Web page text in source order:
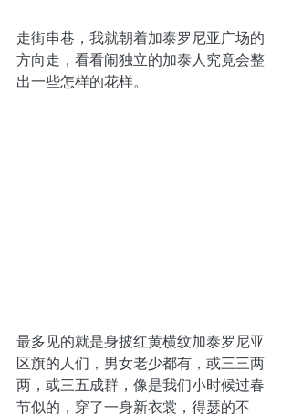
走街串巷，我就朝着加泰罗尼亚广场的
方向走，看看闹独立的加泰人究竟会整
出一些怎样的花样。
最多见的就是身披红黄横纹加泰罗尼亚
区旗的人们，男女老少都有，或三三两
两，或三五成群，像是我们小时候过春
节似的，穿了一身新衣裳，得瑟的不